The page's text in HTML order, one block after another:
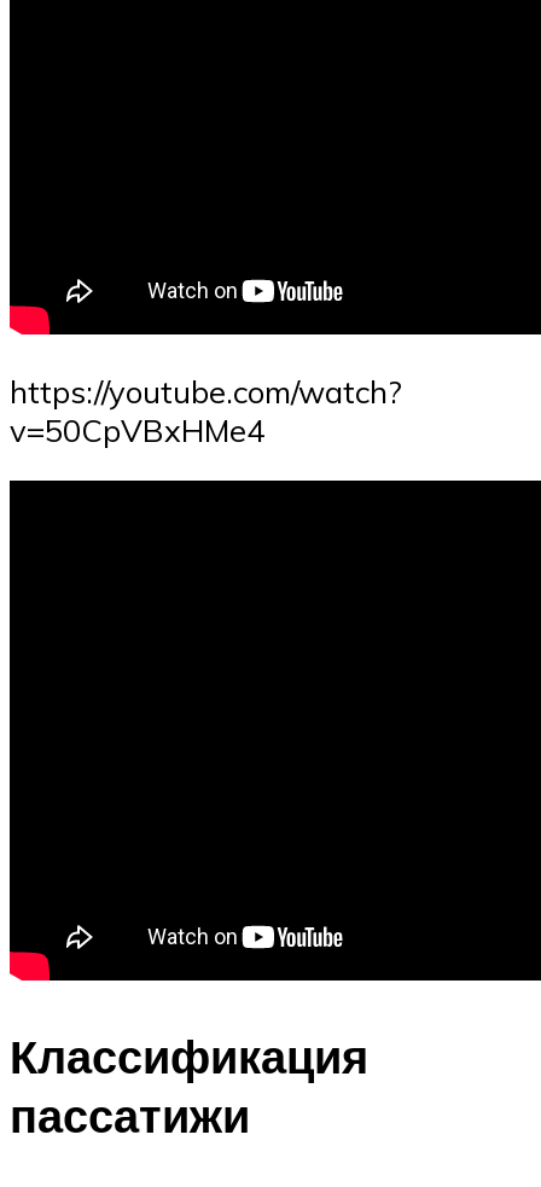
https://youtube.com/watch?
v=50CpVBxHMe4
Классификация
пассатижи